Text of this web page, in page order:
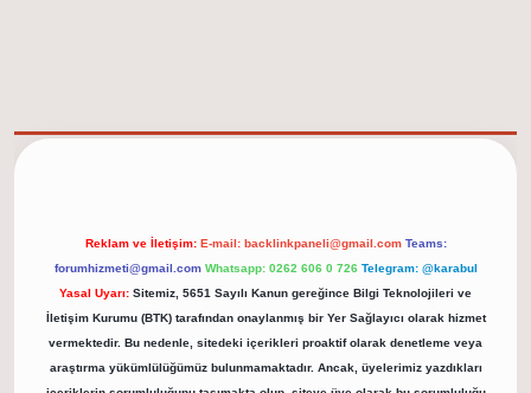
Reklam ve İletişim: E-mail: backlinkpaneli@gmail.com Teams:
forumhizmeti@gmail.com Whatsapp: 0262 606 0 726 Telegram: @karabul
Yasal Uyarı: Sitemiz, 5651 Sayılı Kanun gereğince Bilgi Teknolojileri ve
İletişim Kurumu (BTK) tarafından onaylanmış bir Yer Sağlayıcı olarak hizmet
vermektedir. Bu nedenle, sitedeki içerikleri proaktif olarak denetleme veya
araştırma yükümlülüğümüz bulunmamaktadır. Ancak, üyelerimiz yazdıkları